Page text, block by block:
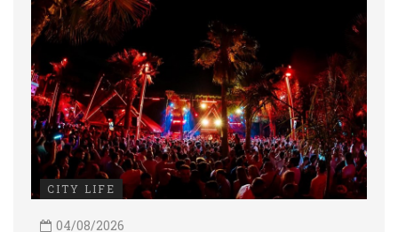
CITY LIFE
04/08/2026